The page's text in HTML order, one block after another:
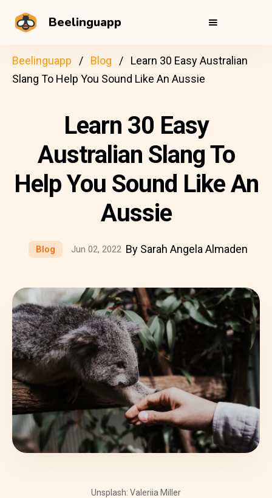
Beelinguapp
Beelinguapp Blog
Learn 30 Easy Australian
Slang To Help You Sound Like An Aussie
Learn 30 Easy
Australian Slang To
Help You Sound Like An
Aussie
Blog Jun 02, 2022 By Sarah Angela Almaden
Unsplash: Valeriia Miller